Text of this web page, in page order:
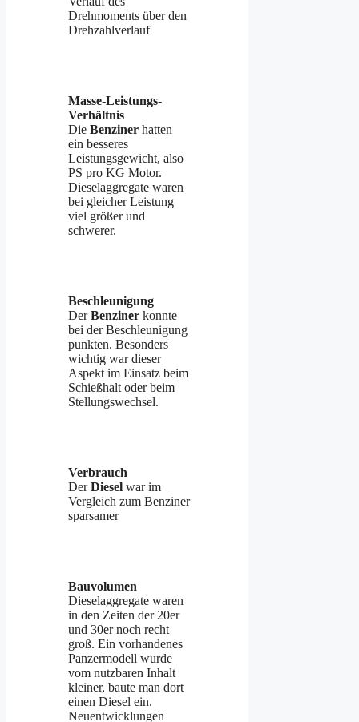
Drehmoments über den
Drehzahlverlauf
Masse-Leistungs-
Verhältnis
Die Benziner hatten
ein besseres
Leistungsgewicht, also
PS pro KG Motor.
Dieselaggregate waren
bei gleicher Leistung
viel größer und
schwerer.
Beschleunigung
DerBenziner konnte
bei der Beschleunigung
punkten. Besonders
wichtig war dieser
Aspekt im Einsatz beim
Schießhalt oder beim
Stellungswechsel.
Verbrauch
DerDiesel war im
Vergleich zum Benziner
sparsamer
Bauvolumen
Dieselaggregate waren
in den Zeiten der 20er
und 30er noch recht
groß. Ein vorhandenes
Panzermodell wurde
vom nutzbaren Inhalt
kleiner, baute man dort
einen Diesel ein.
Neuentwicklungen